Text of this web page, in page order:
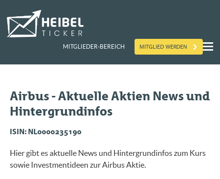
MITGLIEDER-BEREICH MITGLIED WERDEN
Airbus - Aktuelle Aktien News und
Hintergrundinfos
ISIN: NL0000235190
Hier gibt es aktuelle News und Hintergrundinfos zum Kurs
sowie Investmentideen zur Airbus Aktie.